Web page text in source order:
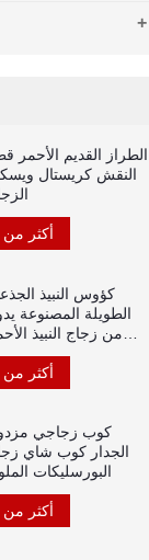
+
الطراز القديم الأحمر
النقش كريستال
أكثر من
كؤوس النبيذ
الطويلة المصنوعة
من زجاج النبيذ
أكثر من
كوب زجاجي
الجدار كوب شاي
البورسليكات
أكثر من